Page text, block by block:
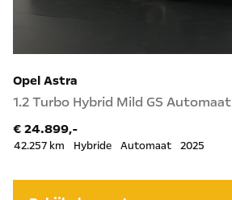
Opel Astra
1.2 Turbo Hybrid Mild GS Automaat
€ 24.899,-
42.257 km Hybride Automaat 2025